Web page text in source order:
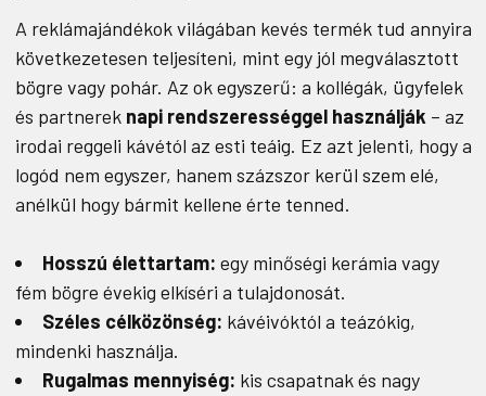
A reklámajándékok világában kevés termék tud annyira
következetesen teljesíteni, mint egy jól megválasztott
bögre vagy pohár. Az ok egyszerű: a kollégák, ügyfelek
és partnerek napi rendszerességgel használják – az
irodai reggeli kávétól az esti teáig. Ez azt jelenti, hogy a
logód nem egyszer, hanem százszor kerül szem elé,
anélkül hogy bármit kellene érte tenned.
Hosszú élettartam: egy minőségi kerámia vagy
fém bögre évekig elkíséri a tulajdonosát.
Széles célközönség: kávéivóktól a teázókig,
mindenki használja.
Rugalmas mennyiség: kis csapatnak és nagy